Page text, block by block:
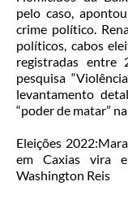
pelo caso,
crime político.
políticos, cabos
registradas
pesquisa
levantamento
“poder de matar”
Eleições
em Caxias vira
Washington Reis